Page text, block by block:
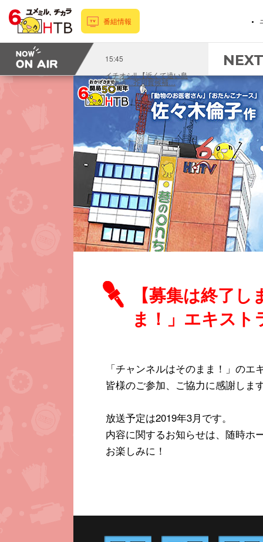
番組情報
15:45
イチオシ!! 【近くて遠い島
の物語…芥川賞候補…
NEXT
【募集は終了
ま！」エキスト
「チャンネルはそのまま！」の
皆様のご参加、ご協力に感謝しま
放送予定は2019年3月です。
内容に関するお知らせは、随時ホ
お楽しみに！